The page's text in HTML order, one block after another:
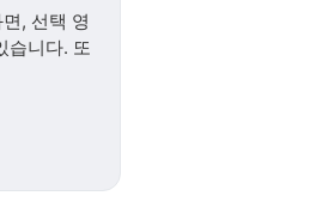
, 선택 영
습니다. 또